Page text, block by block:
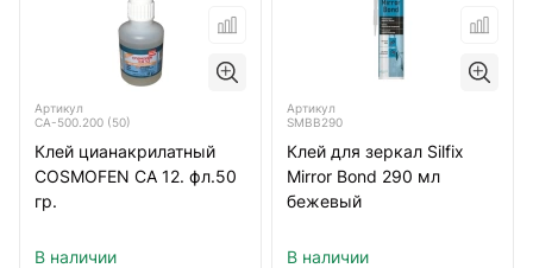
Артикул
СА-500.200 (50)
Клей цианакрилатный
COSMOFEN CA 12. фл.50
гр.
В наличии
Артикул
SMBB290
Клей для зеркал Silfix
Mirror Bond 290 мл
бежевый
В наличии